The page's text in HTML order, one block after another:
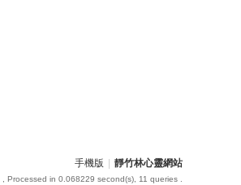
手機版 靜竹林心靈網站
, Processed in 0.068229 second(s), 11 queries .